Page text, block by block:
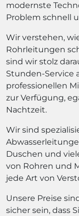
modernste
Problem schnell
Wir verstehen,
Rohrleitungen
sind wir stolz
Stunden-Service
professionellen
zur Verfügung,
Nachtzeit.
Wir sind
Duschen und
von Rohren und
jede Art von
Unsere Preise
sicher sein, dass